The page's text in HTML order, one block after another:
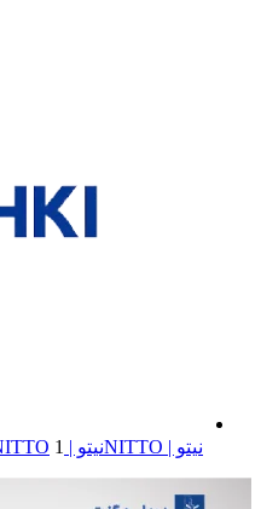
نیتو | NITTO نیتو | NITTO 1